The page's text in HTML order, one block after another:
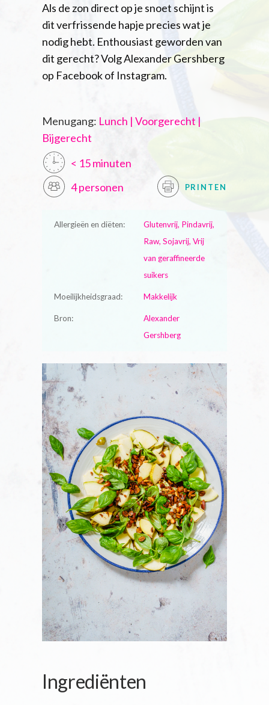
Als de zon direct op je snoet schijnt is
dit verfrissende hapje precies wat je
nodig hebt. Enthousiast geworden van
dit gerecht? Volg Alexander Gershberg
op Facebook of Instagram.
Menugang: Lunch | Voorgerecht |
Bijgerecht
< 15 minuten
4 personen
PRINTEN
Allergieën en diëten:
Glutenvrij, Pindavrij,
Raw, Sojavrij, Vrij
van geraffineerde
suikers
Moeilijkheidsgraad: Makkelijk
Bron:
Alexander
Gershberg
Ingrediënten